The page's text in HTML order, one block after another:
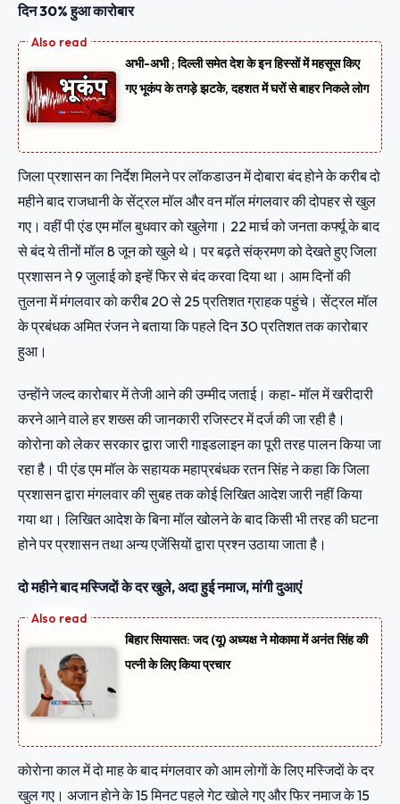
दिन 30% हुआ कारोबार
अभी-अभी ; दिल्ली समेत देश के इन हिस्सों में महसूस किए
गए भूकंप के तगड़े झटके, दहशत में घरों से बाहर निकले लोग
जिला प्रशासन का निर्देश मिलने पर लॉकडाउन में दाेबारा बंद होने के करीब दो
महीने बाद राजधानी के सेंट्रल मॉल और वन मॉल मंगलवार की दोपहर से खुल
गए। वहीं पी एंड एम मॉल बुधवार को खुलेगा। 22 मार्च को जनता कर्फ्यू के बाद
से बंद ये तीनों मॉल 8 जून को खुले थे। पर बढ़ते संक्रमण को देखते हुए जिला
प्रशासन ने 9 जुलाई को इन्हें फिर से बंद करवा दिया था। आम दिनों की
तुलना में मंगलवार काे करीब 20 से 25 प्रतिशत ग्राहक पहुंचे। सेंट्रल मॉल
के प्रबंधक अमित रंजन ने बताया कि पहले दिन 30 प्रतिशत तक कारोबार
हुआ।
उन्हाेंने जल्द कारोबार में तेजी आने की उम्मीद जताई। कहा- मॉल में खरीदारी
करने आने वाले हर शख्स की जानकारी रजिस्टर में दर्ज की जा रही है।
कोरोना को लेकर सरकार द्वारा जारी गाइडलाइन का पूरी तरह पालन किया जा
रहा है। पी एंड एम मॉल के सहायक महाप्रबंधक रतन सिंह ने कहा कि जिला
प्रशासन द्वारा मंगलवार की सुबह तक कोई लिखित आदेश जारी नहीं किया
गया था। लिखित आदेश के बिना मॉल खोलने के बाद किसी भी तरह की घटना
होने पर प्रशासन तथा अन्य एजेंसियों द्वारा प्रश्न उठाया जाता है।
दो महीने बाद मस्जिदाें के दर खुले, अदा हुई नमाज, मांगी दुआएं
बिहार सियासत: जद (यू) अध्यक्ष ने मोकामा में अनंत सिंह की
पत्नी के लिए किया प्रचार
काेराेना काल में दाे माह के बाद मंगलवार काे आम लाेगाें के लिए मस्जिदाें के दर
खुल गए। अजान हाेने के 15 मिनट पहले गेट खाेले गए और फिर नमाज के 15